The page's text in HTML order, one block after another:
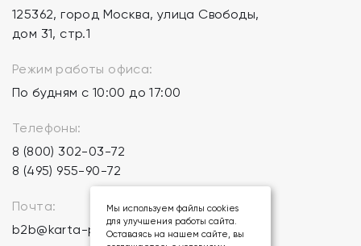
125362, город Москва, улица Свободы,
дом 31, стр.1
Режим работы офиса:
По будням с 10:00 до 17:00
Телефоны:
8 (800) 302-03-72
8 (495) 955-90-72
Почта:
b2b@karta-podarkov.ru
Мы используем файлы cookies
для улучшения работы сайта.
Оставаясь на нашем сайте, вы